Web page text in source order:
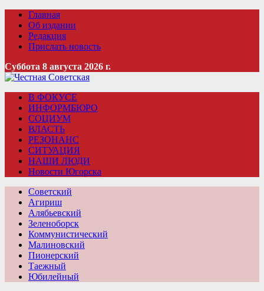
Главная
Об издании
Редакция
Прислать новость
Суббота 8 августа 2026 г.
В ФОКУСЕ
ИНФОРМБЮРО
СОЦИУМ
ВЛАСТЬ
РЕЗОНАНС
СИТУАЦИЯ
НАШИ ЛЮДИ
Новости Югорска
Советский
Агириш
Алябьевский
Зеленоборск
Коммунистический
Малиновский
Пионерский
Таежный
Юбилейный